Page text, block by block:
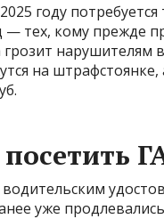
году
— тех, кому прежде
грозит нарушителям
на
уже